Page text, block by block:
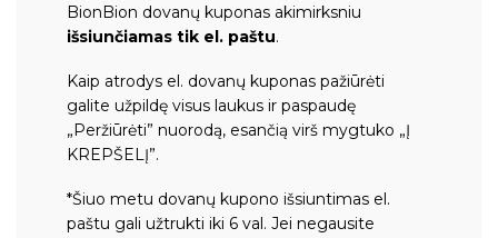
BionBion dovanų kuponas akimirksniu
išsiunčiamas tik el. paštu.
Kaip atrodys el. dovanų kuponas pažiūrėti
galite užpildę visus laukus ir paspaudę
„Peržiūrėti” nuorodą, esančią virš mygtuko „Į
KREPŠELĮ”.
*Šiuo metu dovanų kupono išsiuntimas el.
paštu gali užtrukti iki 6 val. Jei negausite